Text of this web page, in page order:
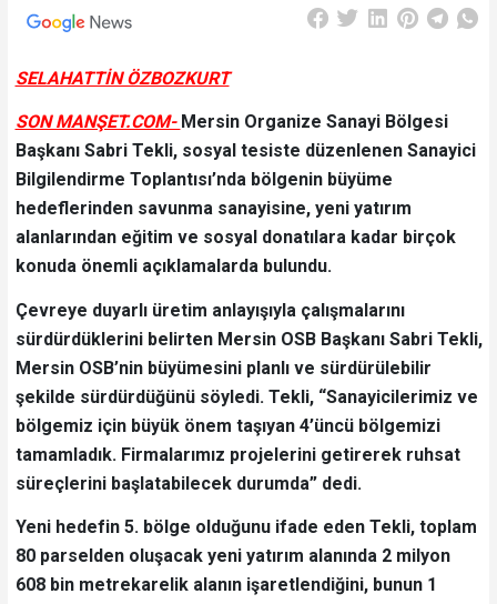
SELAHATTİN ÖZBOZKURT
SON MANŞET.COM- Mersin Organize Sanayi Bölgesi
Başkanı Sabri Tekli, sosyal tesiste düzenlenen Sanayici
Bilgilendirme Toplantısı’nda bölgenin büyüme
hedeflerinden savunma sanayisine, yeni yatırım
alanlarından eğitim ve sosyal donatılara kadar birçok
konuda önemli açıklamalarda bulundu.
Çevreye duyarlı üretim anlayışıyla çalışmalarını
sürdürdüklerini belirten Mersin OSB Başkanı Sabri Tekli,
Mersin OSB’nin büyümesini planlı ve sürdürülebilir
şekilde sürdürdüğünü söyledi. Tekli, “Sanayicilerimiz ve
bölgemiz için büyük önem taşıyan 4’üncü bölgemizi
tamamladık. Firmalarımız projelerini getirerek ruhsat
süreçlerini başlatabilecek durumda” dedi.
Yeni hedefin 5. bölge olduğunu ifade eden Tekli, toplam
80 parselden oluşacak yeni yatırım alanında 2 milyon
608 bin metrekarelik alanın işaretlendiğini, bunun 1